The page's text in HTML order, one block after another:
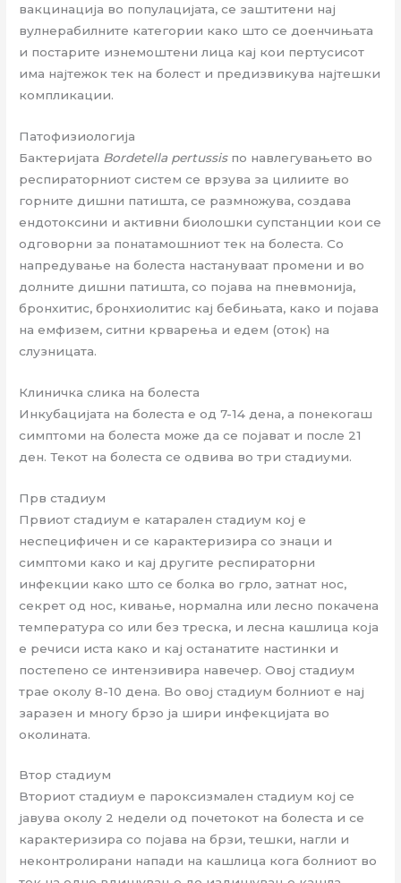
вакцинација во популацијата, се заштитени нај
вулнерабилните категории како што се доенчињата
и постарите изнемоштени лица кај кои пертусисот
има најтежок тек на болест и предизвикува најтешки
компликации.
Патофизиологија
Бактеријата Bordetella pertussisпо навлегувањето во
респираторниот систем се врзува за цилиите во
горните дишни патишта, се размножува, создава
ендотоксини и активни биолошки супстанции кои се
одговорни за понатамошниот тек на болеста. Со
напредување на болеста настануваат промени и во
долните дишни патишта, со појава на пневмонија,
бронхитис, бронхиолитис кај бебињата, како и појава
на емфизем, ситни крварења и едем (оток) на
слузницата.
Клиничка слика на болеста
Инкубацијата на болеста е од 7-14 дена, а понекогаш
симптоми на болеста може да се појават и после 21
ден. Текот на болеста се одвива во три стадиуми.
Прв стадиум
Првиот стадиум е катарален стадиум кој е
неспецифичен и се карактеризира со знаци и
симптоми како и кај другите респираторни
инфекции како што се болка во грло, затнат нос,
секрет од нос, кивање, нормална или лесно покачена
температура со или без треска, и лесна кашлица која
е речиси иста како и кај останатите настинки и
постепено се интензивира навечер. Овој стадиум
трае околу 8-10 дена. Во овој стадиум болниот е нај
заразен и многу брзо ја шири инфекцијата во
околината.
Втор стадиум
Вториот стадиум е пароксизмален стадиум кој се
јавува околу 2 недели од почетокот на болеста и се
карактеризира со појава на брзи, тешки, нагли и
неконтролирани напади на кашлица кога болниот во